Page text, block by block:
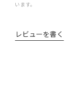
います。
レビューを書く